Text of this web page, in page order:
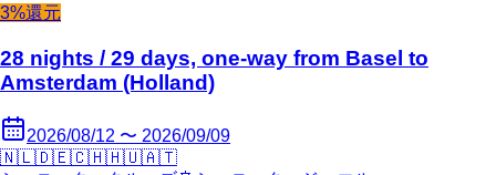
3%還元
28 nights / 29 days, one-way from Basel to
Amsterdam (Holland)
2026/08/12 〜 2026/09/09
🇳🇱🇩🇪🇨🇭🇭🇺🇦🇹